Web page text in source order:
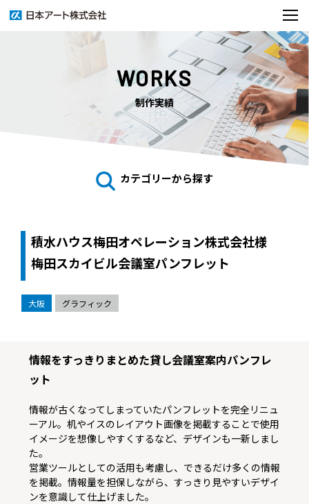
WORKS
制作実績
カテゴリーから探す
積水ハウス梅田オペレーション株式会社様
梅田スカイビル会議室パンフレット
大阪 グラフィック
情報をすっきりまとめた貸し会議室案内パンフレ
ット
情報が古くなってしまっていたパンフレットを完全リニュ
ーアル。机やイスのレイアウト画像を掲載することで使用
イメージを想像しやすくするなど、デザインも一新しまし
た。
営業ツールとしての活用も考慮し、できるだけ多くの情報
を掲載。情報量を担保しながら、すっきり見やすいデザイ
ンを意識して仕上げました。